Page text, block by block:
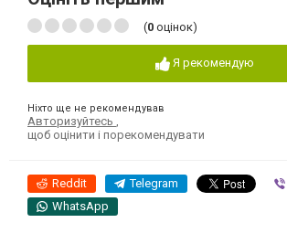
(0 оцінок)
Я рекомендую
Ніхто ще не рекомендував
Авторизуйтесь
щоб оцінити і порекомендувати
Reddit Telegram
WhatsApp